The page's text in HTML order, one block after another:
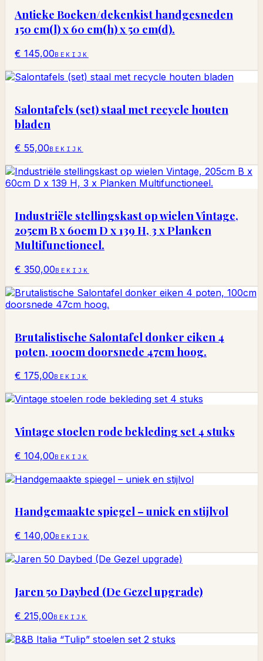
Antieke Boeken/dekenkist handgesneden
150 cm(l) x 60 cm(h) x 50 cm(d).
€ 145,00BEKIJK
Salontafels (set) staal met recycle houten
bladen
€ 55,00BEKIJK
Industriële stellingskast op wielen Vintage,
205cm B x 60cm D x 139 H, 3 x Planken
Multifunctioneel.
€ 350,00BEKIJK
Brutalistische Salontafel donker eiken 4
poten, 100cm doorsnede 47cm hoog.
€ 175,00BEKIJK
Vintage stoelen rode bekleding set 4 stuks
€ 104,00BEKIJK
Handgemaakte spiegel – uniek en stijlvol
€ 140,00BEKIJK
Jaren 50 Daybed (De Gezel upgrade)
€ 215,00BEKIJK